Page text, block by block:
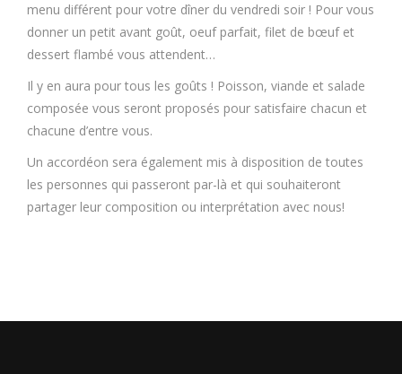
menu différent pour votre dîner du vendredi soir ! Pour vous
donner un petit avant goût, oeuf parfait, filet de bœuf et
dessert flambé vous attendent…
Il y en aura pour tous les goûts ! Poisson, viande et salade
composée vous seront proposés pour satisfaire chacun et
chacune d’entre vous.
Un accordéon sera également mis à disposition de toutes
les personnes qui passeront par-là et qui souhaiteront
partager leur composition ou interprétation avec nous!